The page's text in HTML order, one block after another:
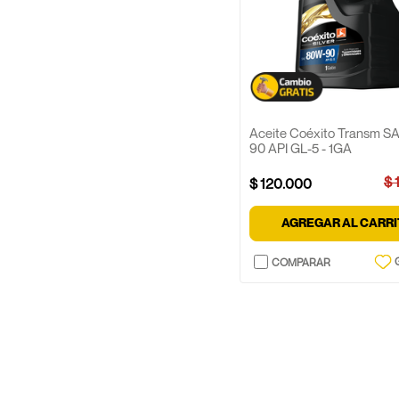
Aceite Coéxito Transm
90 API GL-5 - 1GA
$120.000 $
AGREGAR AL